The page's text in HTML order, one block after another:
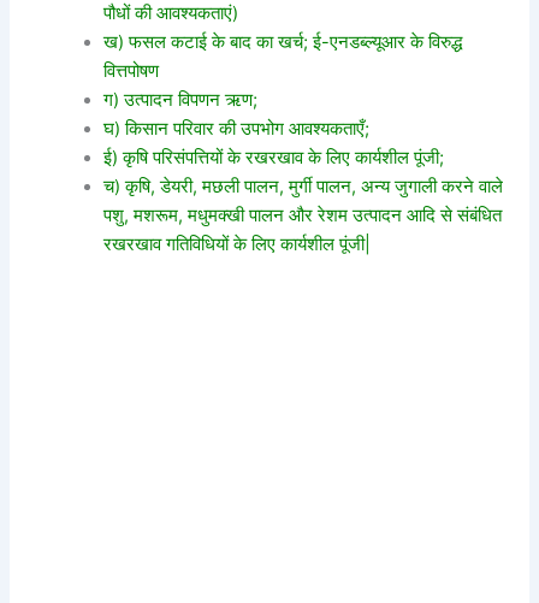
पौधों की आवश्यकताएं)
ख) फसल कटाई के बाद का खर्च; ई-एनडब्ल्यूआर के विरुद्ध
वित्तपोषण
ग) उत्पादन विपणन ऋण;
घ) किसान परिवार की उपभोग आवश्यकताएँ;
ई) कृषि परिसंपत्तियों के रखरखाव के लिए कार्यशील पूंजी;
च) कृषि, डेयरी, मछली पालन, मुर्गी पालन, अन्य जुगाली करने वाले
पशु, मशरूम, मधुमक्खी पालन और रेशम उत्पादन आदि से संबंधित
रखरखाव गतिविधियों के लिए कार्यशील पूंजी|